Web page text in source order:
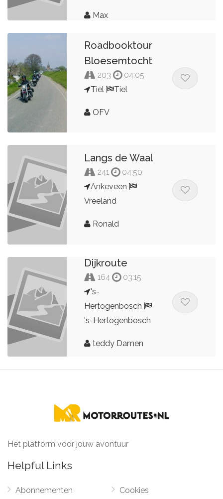
Max
Roadbooktour
Bloesemtocht
203
04:05
Tiel
Tiel
OFV
Langs de Waal
241
04:50
Ankeveen
Vreeland
Ronald
Dijkroute
164
03:15
's-
Hertogenbosch
's-Hertogenbosch
teddy Damen
Het platform voor jouw avontuur
Helpful Links
Abonnementen Cookies